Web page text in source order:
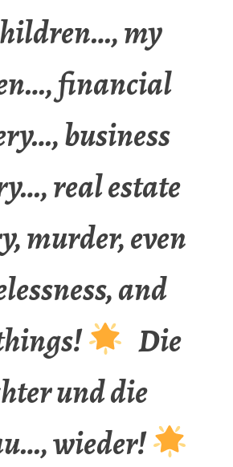
my
financial
business
real estate
murder, even
and
Die
und die
wieder!